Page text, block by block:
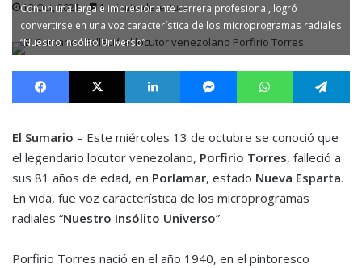
13 Oct, 2021 1 minuto de lectura
Con un una larga e impresionante carrera profesional, logró
convertirse en una voz característica de los microprogramas radiales
“Nuestro Insólito Universo”
Facebook X LinkedIn MessengerWhatsApp
El Sumario – Este miércoles 13 de octubre se conoció que
el legendario locutor venezolano, Porfirio Torres, falleció a
sus 81 años de edad, en Porlamar, estado Nueva Esparta.
En vida, fue voz característica de los microprogramas
radiales “Nuestro Insólito Universo”.
Porfirio Torres nació en el año 1940, en el pintoresco